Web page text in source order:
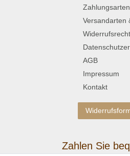
Zahlungsarten
Versandarten
Widerrufsrecht
AGB
Impressum
Kontakt
Zahlen Sie